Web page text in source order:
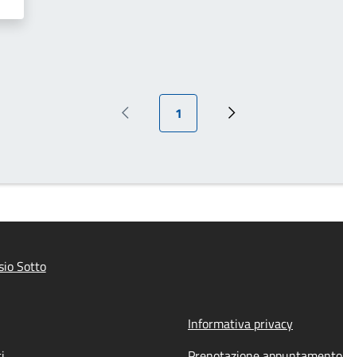
Pagina precedente
Pagina attuale
1
Prossima pagina
Sotto
Informativa privacy